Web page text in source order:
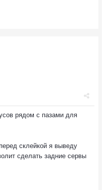
рядом с пазами для
склейкой я выведу
сделать задние сервы